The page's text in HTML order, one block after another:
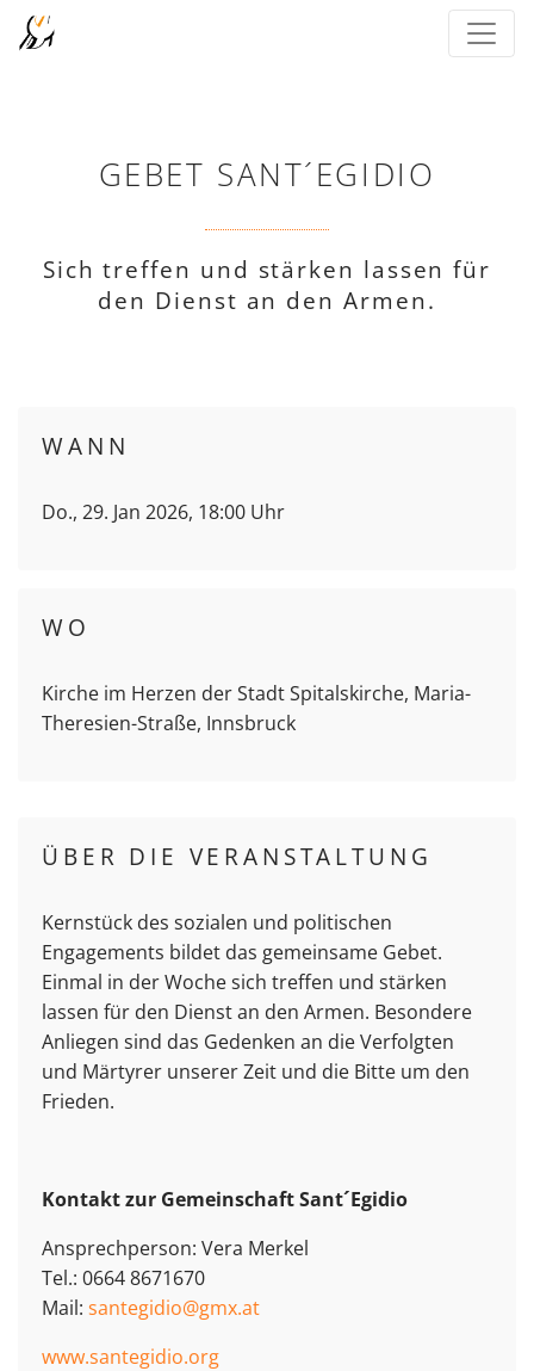
GEBET SANT´EGIDIO
Sich treffen und stärken lassen für
den Dienst an den Armen.
WANN
Do., 29. Jan 2026, 18:00 Uhr
WO
Kirche im Herzen der Stadt Spitalskirche, Maria-
Theresien-Straße, Innsbruck
ÜBER DIE VERANSTALTUNG
Kernstück des sozialen und politischen
Engagements bildet das gemeinsame Gebet.
Einmal in der Woche sich treffen und stärken
lassen für den Dienst an den Armen. Besondere
Anliegen sind das Gedenken an die Verfolgten
und Märtyrer unserer Zeit und die Bitte um den
Frieden.
Kontakt zur Gemeinschaft Sant´Egidio
Ansprechperson: Vera Merkel
Tel.: 0664 8671670
Mail: santegidio@gmx.at
www.santegidio.org